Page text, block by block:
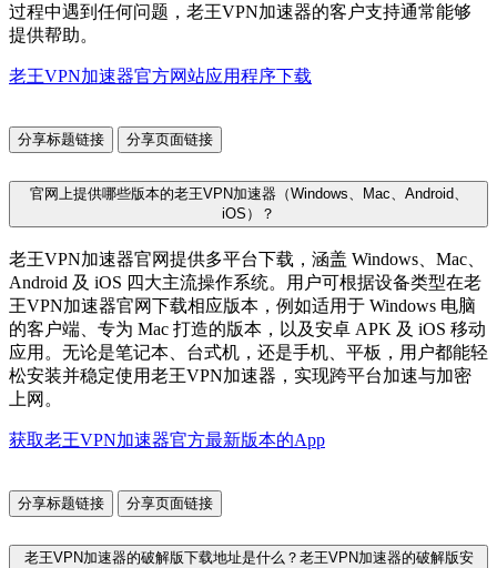
过程中遇到任何问题，老王VPN加速器的客户支持通常能够
提供帮助。
老王VPN加速器官方网站应用程序下载
分享标题链接 分享页面链接
官网上提供哪些版本的老王VPN加速器（Windows、Mac、Android、
iOS）？
老王VPN加速器官网提供多平台下载，涵盖 Windows、Mac、
Android 及 iOS 四大主流操作系统。用户可根据设备类型在老
王VPN加速器官网下载相应版本，例如适用于 Windows 电脑
的客户端、专为 Mac 打造的版本，以及安卓 APK 及 iOS 移动
应用。无论是笔记本、台式机，还是手机、平板，用户都能轻
松安装并稳定使用老王VPN加速器，实现跨平台加速与加密
上网。
获取老王VPN加速器官方最新版本的App
分享标题链接 分享页面链接
老王VPN加速器的破解版下载地址是什么？老王VPN加速器的破解版安